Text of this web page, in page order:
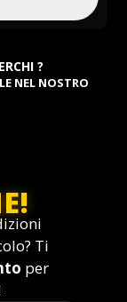
?
NEL NOSTRO
Ti
per